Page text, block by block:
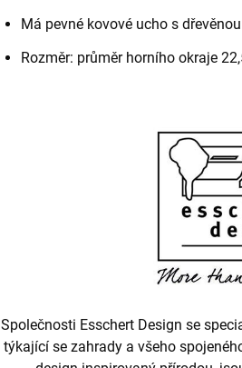
Má pevné kovové ucho s
Rozměr: průměr horního okraje
Společnosti Esschert Design se
týkající se zahrady a všeho